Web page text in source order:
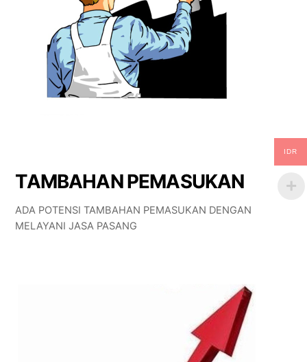
TAMBAHAN PEMASUKAN
ADA POTENSI TAMBAHAN PEMASUKAN DENGAN
MELAYANI JASA PASANG
IDR